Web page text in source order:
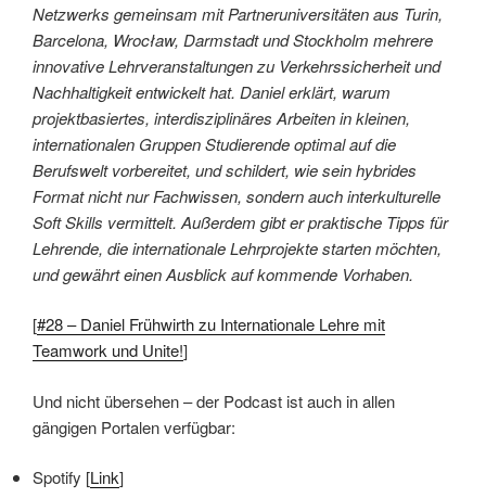
Netzwerks gemeinsam mit Partneruniversitäten aus Turin,
Barcelona, Wrocław, Darmstadt und Stockholm mehrere
innovative Lehrveranstaltungen zu Verkehrssicherheit und
Nachhaltigkeit entwickelt hat. Daniel erklärt, warum
projektbasiertes, interdisziplinäres Arbeiten in kleinen,
internationalen Gruppen Studierende optimal auf die
Berufswelt vorbereitet, und schildert, wie sein hybrides
Format nicht nur Fachwissen, sondern auch interkulturelle
Soft Skills vermittelt. Außerdem gibt er praktische Tipps für
Lehrende, die internationale Lehrprojekte starten möchten,
und gewährt einen Ausblick auf kommende Vorhaben.
[#28 – Daniel Frühwirth zu Internationale Lehre mit
Teamwork und Unite!]
Und nicht übersehen – der Podcast ist auch in allen
gängigen Portalen verfügbar:
Spotify [Link]